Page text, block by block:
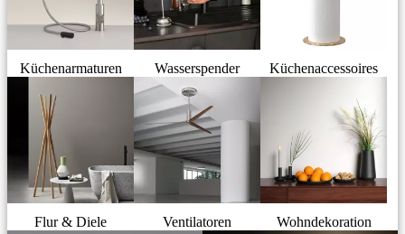
Küchenarmaturen Wasserspender Küchenaccessoires
Flur & Diele Ventilatoren Wohndekoration